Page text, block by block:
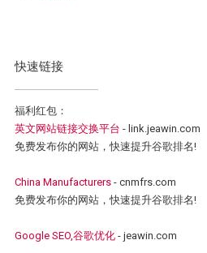
快速链接
福利红包：
英文网站链接交换平台 - link.jeawin.com
免费发布你的网站，快速提升谷歌排名!
China Manufacturers- cnmfrs.com
免费发布你的网站，快速提升谷歌排名!
Google SEO,谷歌优化- jeawin.com